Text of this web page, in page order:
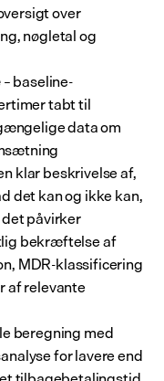
over
nøgletal og
– baseline-
tabt til
data om
klar beskrivelse af,
det kan og ikke kan,
påvirker
bekræftelse af
MDR-klassificering
af relevante
beregning med
for lavere end